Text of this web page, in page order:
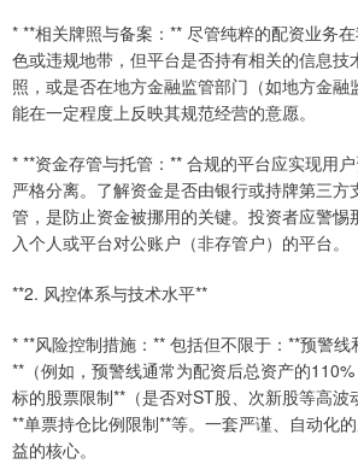
* **相关牌照与备案：** 尽管纯粹的配资业务
色或违规地带，但平台是否持有相关的信息技
照，或是否在地方金融监管部门（如地方金融
能在一定程度上反映其规范经营的意愿。
* **资金存管与托管：** 合规的平台应实现用
严格分离。了解资金是否由银行或持牌第三方
管，是防止资金被挪用的关键。投资者应警惕
入个人或平台对公账户（非存管户）的平台。
**2. 风控体系与技术水平**
* **风险控制措施：** 包括但不限于：**预警
**（例如，预警线通常为配资后总资产的
标的股票限制**（是否对ST股、次新股等高波
**单票持仓比例限制**等。一套严谨、自动化
益的核心。